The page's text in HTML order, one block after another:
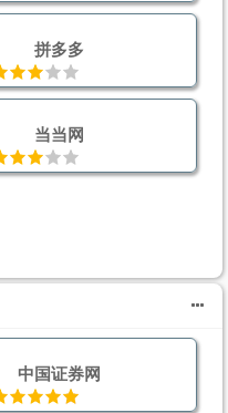
拼多多
当当网
中国证券网